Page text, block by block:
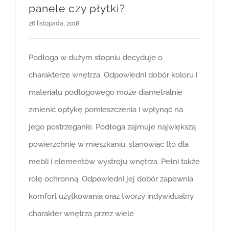
panele czy płytki?
26 listopada, 2018
Podłoga w dużym stopniu decyduje o
charakterze wnętrza. Odpowiedni dobór koloru i
materiału podłogowego może diametralnie
zmienić optykę pomieszczenia i wpłynąć na
jego postrzeganie. Podłoga zajmuje największą
powierzchnię w mieszkaniu, stanowiąc tło dla
mebli i elementów wystroju wnętrza. Pełni także
rolę ochronną. Odpowiedni jej dobór zapewnia
komfort użytkowania oraz tworzy indywidualny
charakter wnętrza przez wiele